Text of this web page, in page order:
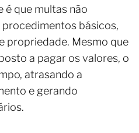
que multas não
básicos,
propriedade. Mesmo que
a pagar os valores, o
atrasando a
e gerando